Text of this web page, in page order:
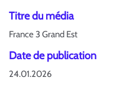
Titre du média
France 3 Grand Est
Date de publication
24.01.2026